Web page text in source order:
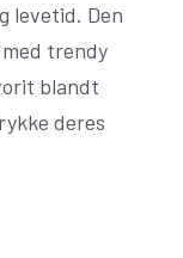
levetid. Den
trendy
blandt
deres